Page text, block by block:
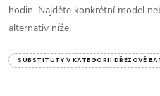
hodin. Najděte konkrétní model
alternativ níže.
SUBSTITUTY V KATEGORII DŘEZOVÉ